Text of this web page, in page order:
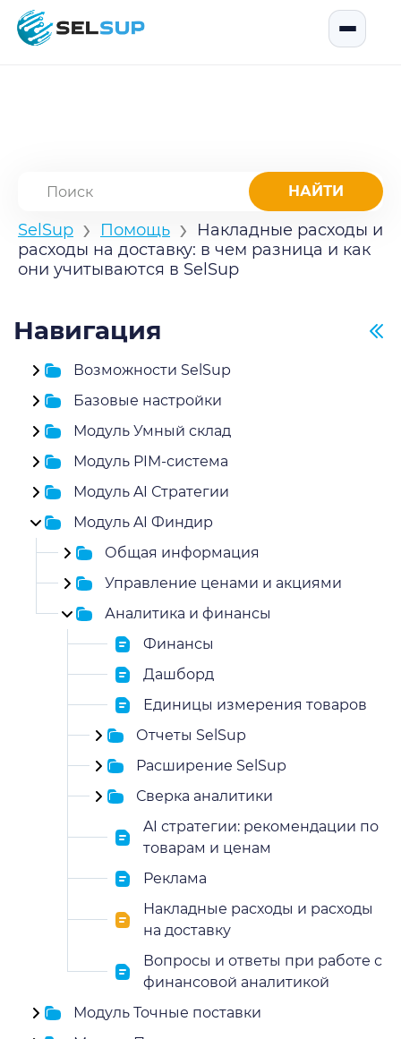
SelSup
SelSup › Помощь ›
Накладные расходы и
расходы на доставку: в чем разница и как
они учитываются в SelSup
Навигация
Возможности SelSup
Базовые настройки
Модуль Умный склад
Модуль PIM-система
Модуль AI Стратегии
Модуль AI Финдир
Общая информация
Управление ценами и акциями
Аналитика и финансы
Финансы
Дашборд
Единицы измерения товаров
Отчеты SelSup
Расширение SelSup
Сверка аналитики
AI стратегии: рекомендации по
товарам и ценам
Реклама
Накладные расходы и расходы
на доставку
Вопросы и ответы при работе с
финансовой аналитикой
Модуль Точные поставки